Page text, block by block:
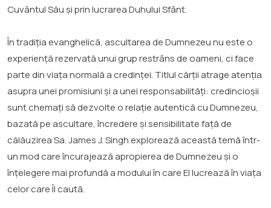
Cuvântul Său și prin lucrarea Duhului Sfânt.
În tradiția evanghelică, ascultarea de Dumnezeu nu este o
experiență rezervată unui grup restrâns de oameni, ci face
parte din viața normală a credinței. Titlul cărții atrage atenția
asupra unei promisiuni și a unei responsabilități: credincioșii
sunt chemați să dezvolte o relație autentică cu Dumnezeu,
bazată pe ascultare, încredere și sensibilitate față de
călăuzirea Sa. James J. Singh explorează această temă într-
un mod care încurajează apropierea de Dumnezeu și o
înțelegere mai profundă a modului în care El lucrează în viața
celor care Îl caută.